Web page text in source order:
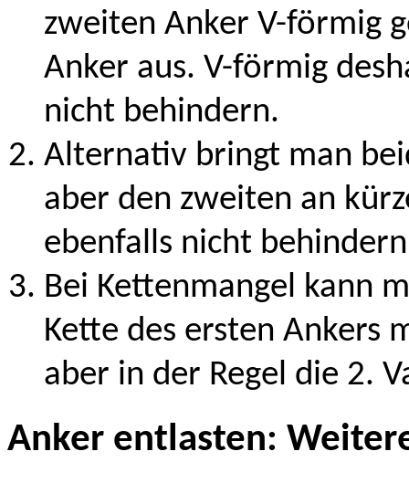
zweiten Anker V-förmig
Anker aus. V-förmig
nicht behindern.
Alternativ bringt man
aber den zweiten an
ebenfalls nicht
Bei Kettenmangel kann
Kette des ersten Ankers
aber in der Regel die 2.
Anker entlasten: